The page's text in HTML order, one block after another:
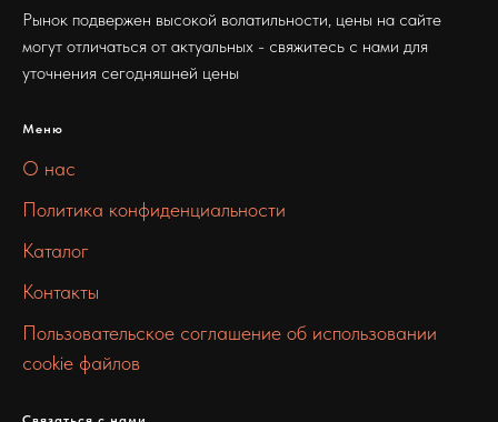
Рынок подвержен высокой волатильности, цены на сайте
могут отличаться от актуальных - свяжитесь с нами для
уточнения сегодняшней цены
Меню
О нас
Политика конфиденциальности
Каталог
Контакты
Пользовательское соглашение об использовании
cookie файлов